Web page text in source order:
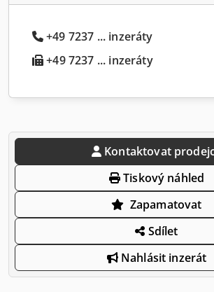
+49 7237 ... inzeráty
+49 7237 ... inzeráty
Kontaktovat
Tiskový náhled
Zapamatovat
Sdílet
Nahlásit inzerát